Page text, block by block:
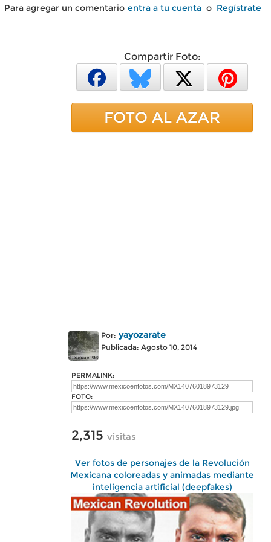
Para agregar un comentario entra a tu cuenta o Regístrate
Compartir Foto:
FOTO AL AZAR
Por: yayozarate
Publicada: Agosto 10, 2014
PERMALINK:
FOTO:
2,315 visitas
Ver fotos de personajes de la Revolución
Mexicana coloreadas y animadas mediante
inteligencia artificial (deepfakes)